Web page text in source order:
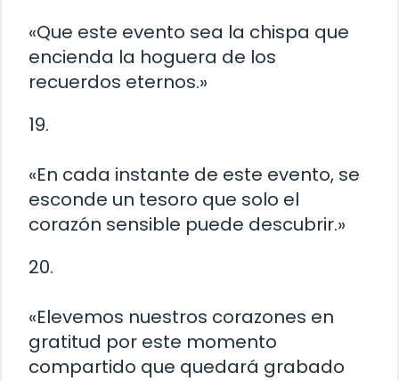
«Que este evento sea la chispa que
encienda la hoguera de los
recuerdos eternos.»
19.
«En cada instante de este evento, se
esconde un tesoro que solo el
corazón sensible puede descubrir.»
20.
«Elevemos nuestros corazones en
gratitud por este momento
compartido que quedará grabado